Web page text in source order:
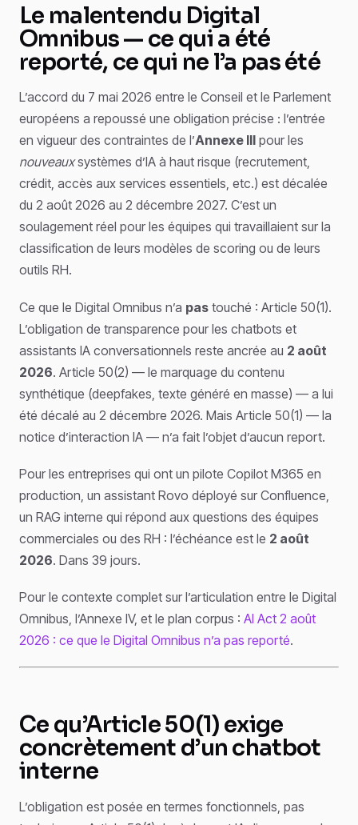
Le malentendu Digital
Omnibus — ce qui a été
reporté, ce qui ne l’a pas été
L’accord du 7 mai 2026 entre le Conseil et le Parlement
européens a repoussé une obligation précise : l’entrée
en vigueur des contraintes de l’Annexe III pour les
nouveauxsystèmes d’IA à haut risque (recrutement,
crédit, accès aux services essentiels, etc.) est décalée
du 2 août 2026 au 2 décembre 2027. C’est un
soulagement réel pour les équipes qui travaillaient sur la
classification de leurs modèles de scoring ou de leurs
outils RH.
Ce que le Digital Omnibus n’a pas touché : Article 50(1).
L’obligation de transparence pour les chatbots et
assistants IA conversationnels reste ancrée au 2 août
2026. Article 50(2) — le marquage du contenu
synthétique (deepfakes, texte généré en masse) — a lui
été décalé au 2 décembre 2026. Mais Article 50(1) — la
notice d’interaction IA — n’a fait l’objet d’aucun report.
Pour les entreprises qui ont un pilote Copilot M365 en
production, un assistant Rovo déployé sur Confluence,
un RAG interne qui répond aux questions des équipes
commerciales ou des RH : l’échéance est le 2 août
2026. Dans 39 jours.
Pour le contexte complet sur l’articulation entre le Digital
Omnibus, l’Annexe IV, et le plan corpus : AI Act 2 août
2026 : ce que le Digital Omnibus n’a pas reporté.
Ce qu’Article 50(1) exige
concrètement d’un chatbot
interne
L’obligation est posée en termes fonctionnels, pas